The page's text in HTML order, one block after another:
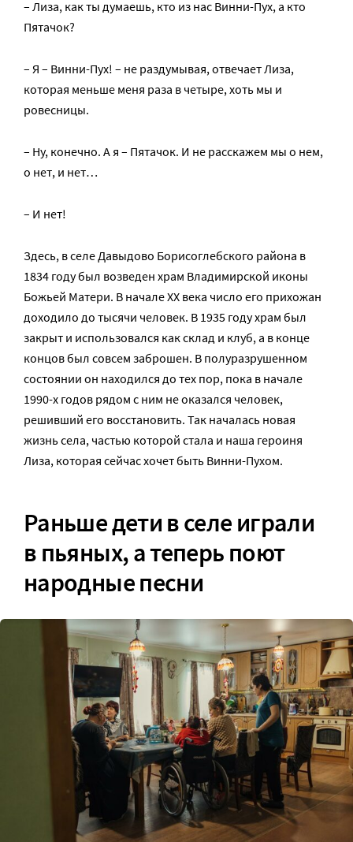
– Лиза, как ты думаешь, кто из нас Винни-Пух, а кто
Пятачок?
– Я – Винни-Пух! – не раздумывая, отвечает Лиза,
которая меньше меня раза в четыре, хоть мы и
ровесницы.
– Ну, конечно. А я – Пятачок. И не расскажем мы о нем,
о нет, и нет…
– И нет!
Здесь, в селе Давыдово Борисоглебского района в
1834 году был возведен храм Владимирской иконы
Божьей Матери. В начале ХХ века число его прихожан
доходило до тысячи человек. В 1935 году храм был
закрыт и использовался как склад и клуб, а в конце
концов был совсем заброшен. В полуразрушенном
состоянии он находился до тех пор, пока в начале
1990-х годов рядом с ним не оказался человек,
решивший его восстановить. Так началась новая
жизнь села, частью которой стала и наша героиня
Лиза, которая сейчас хочет быть Винни-Пухом.
Раньше дети в селе играли
в пьяных, а теперь поют
народные песни